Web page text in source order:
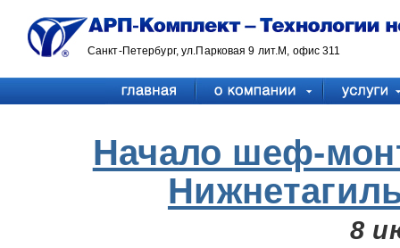
Санкт-Петербург, ул.Парковая 9 лит.М, офис 311
Начало шеф-
8